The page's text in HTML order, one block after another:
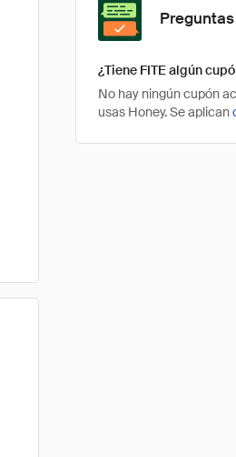
¿Tiene FITE algún
No hay ningún cupón
usas Honey. Se aplican